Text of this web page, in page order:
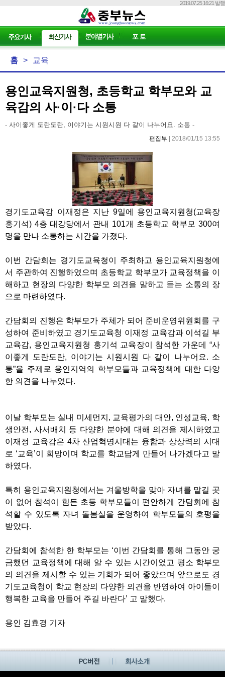
2019.07.25 16:21 발행
홈 > 교육
용인교육지원청, 초등학교 학부모와 교
육감의 사·이·다 소통
- 사이좋게 도란도란, 이야기는 시원시원 다 같이 나누어요. 소통 -
편집부 | 2018/01/15 13:55
경기도교육감 이재정은 지난 9일에 용인교육지원청(교육장
홍기석) 4층 대강당에서 관내 101개 초등학교 학부모 300여
명을 만나 소통하는 시간을 가졌다.
이번 간담회는 경기도교육청이 주최하고 용인교육지원청에
서 주관하여 진행하였으며 초등학교 학부모가 교육정책을 이
해하고 현장의 다양한 학부모 의견을 말하고 듣는 소통의 장
으로 마련하였다.
간담회의 진행은 학부모가 주체가 되어 준비운영위원회를 구
성하여 준비하였고 경기도교육청 이재정 교육감과 이석길 부
교육감, 용인교육지원청 홍기석 교육장이 참석한 가운데 “사
이좋게 도란도란, 이야기는 시원시원 다 같이 나누어요. 소
통”을 주제로 용인지역의 학부모들과 교육정책에 대한 다양
한 의견을 나누었다.
이날 학부모는 실내 미세먼지, 교육평가의 대안, 인성교육, 학
생안전, 사서배치 등 다양한 분야에 대해 의견을 제시하였고
이재정 교육감은 4차 산업혁명시대는 융합과 상상력의 시대
로 ‘교육’이 희망이며 학교를 학교답게 만들어 나가겠다고 말
하였다.
특히 용인교육지원청에서는 겨울방학을 맞아 자녀를 맡길 곳
이 없어 참석이 힘든 초등 학부모들이 편안하게 간담회에 참
석할 수 있도록 자녀 돌봄실을 운영하여 학부모들의 호평을
받았다.
간담회에 참석한 한 학부모는 ‘이번 간담회를 통해 그동안 궁
금했던 교육정책에 대해 알 수 있는 시간이었고 평소 학부모
의 의견을 제시할 수 있는 기회가 되어 좋았으며 앞으로도 경
기도교육청이 학교 현장의 다양한 의견을 반영하여 아이들이
행복한 교육을 만들어 주길 바란다’ 고 말했다.
용인 김효경 기자